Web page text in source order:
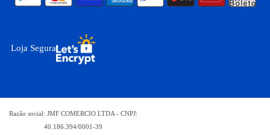
Loja Segura
Razão social: JMF COMERCIO LTDA - CNPJ:
40.186.394/0001-39